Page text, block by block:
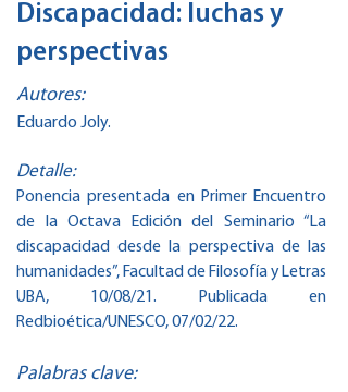
Discapacidad: luchas y
perspectivas
Autores:
Eduardo Joly.
Detalle:
Ponencia presentada en Primer Encuentro
de la Octava Edición del Seminario “La
discapacidad desde la perspectiva de las
humanidades”, Facultad de Filosofía y Letras
UBA, 10/08/21. Publicada en
Redbioética/UNESCO, 07/02/22.
Palabras clave: